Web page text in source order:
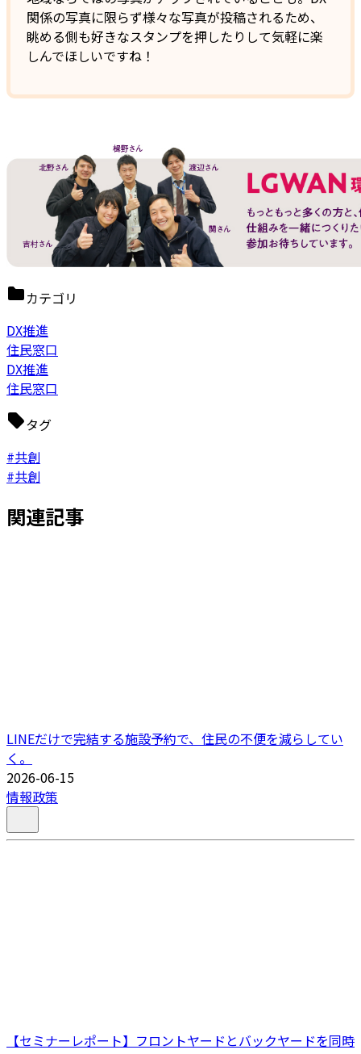
関係の写真に限らず様々な写真が投稿されるため、
眺める側も好きなスタンプを押したりして気軽に楽
しんでほしいですね！
カテゴリ
DX推進
住民窓口
DX推進
住民窓口
タグ
#共創
#共創
関連記事
LINEだけで完結する施設予約で、住民の不便を減らしてい
く。
2026-06-15
情報政策
【セミナーレポート】フロントヤードとバックヤードを同時